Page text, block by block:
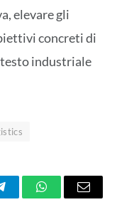
elevare gli
concreti di
industriale
WhatsAppEmail